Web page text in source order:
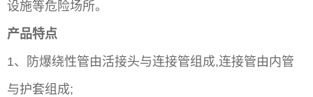
设施等危险场所。
产品特点
1、防爆绕性管由活接头与连接管组成,连接管由内管
与护套组成;